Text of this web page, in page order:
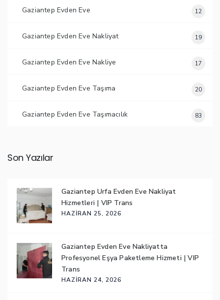
Gaziantep Evden Eve 12
Gaziantep Evden Eve Nakliyat 19
Gaziantep Evden Eve Nakliye 17
Gaziantep Evden Eve Taşıma 20
Gaziantep Evden Eve Taşımacılık 83
Son Yazılar
Gaziantep Urfa Evden Eve Nakliyat
Hizmetleri | VIP Trans
HAZIRAN 25, 2026
Gaziantep Evden Eve Nakliyatta
Profesyonel Eşya Paketleme Hizmeti | VIP
Trans
HAZIRAN 24, 2026